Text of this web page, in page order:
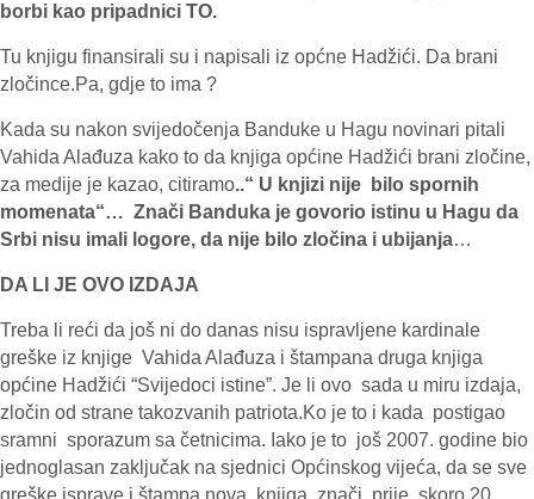
borbi kao pripadnici TO.
Tu knjigu finansirali su i napisali iz općne Hadžići. Da brani
zločince.Pa, gdje to ima ?
Kada su nakon svijedočenja Banduke u Hagu novinari pitali
Vahida Alađuza kako to da knjiga općine Hadžići brani zločine,
za medije je kazao, citiramo..“ U knjizi nije bilo spornih
momenata“… Znači Banduka je govorio istinu u Hagu da
Srbi nisu imali logore, da nije bilo zločina i ubijanja…
DA LI JE OVO IZDAJA
Treba li reći da još ni do danas nisu ispravljene kardinale
greške iz knjige Vahida Alađuza i štampana druga knjiga
općine Hadžići “Svijedoci istine”. Je li ovo sada u miru izdaja,
zločin od strane takozvanih patriota.Ko je to i kada postigao
sramni sporazum sa četnicima. Iako je to još 2007. godine bio
jednoglasan zaključak na sjednici Općinskog vijeća, da se sve
greške isprave i štampa nova knjiga, znači prije skoro 20